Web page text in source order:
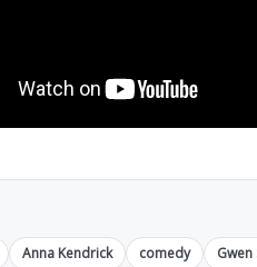
Anna Kendrick comedy Gwen